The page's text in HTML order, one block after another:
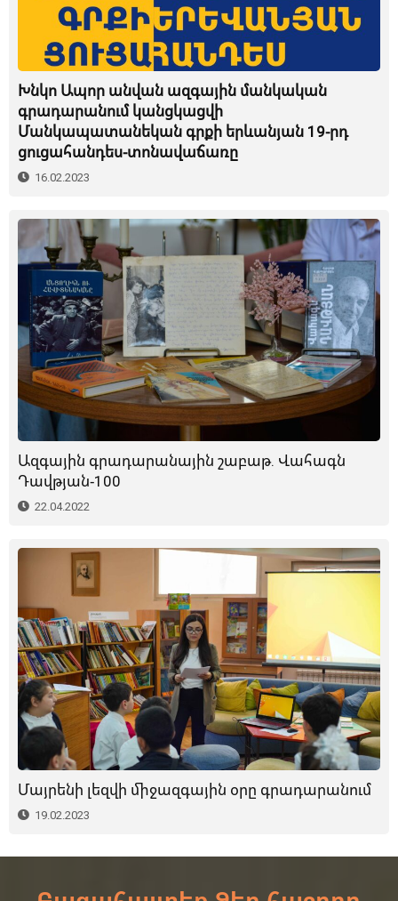
Խնկո Ապոր անվան ազգային մանկական
գրադարանում կանցկացվի
Մանկապատանեկան գրքի երևանյան 19-րդ
ցուցահանդես-տոնավաճառը
16.02.2023
Ազգային գրադարանային շաբաթ. Վահագն
Դավթյան-100
22.04.2022
Մայրենի լեզվի միջազգային օրը գրադարանում
19.02.2023